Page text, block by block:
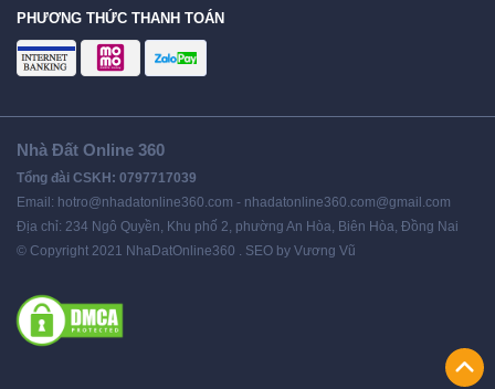
PHƯƠNG THỨC THANH TOÁN
Nhà Đất Online 360
Tổng đài CSKH: 0797717039
Email: hotro@nhadatonline360.com - nhadatonline360.com@gmail.com
Địa chỉ: 234 Ngô Quyền, Khu phố 2, phường An Hòa, Biên Hòa, Đồng Nai
© Copyright 2021 NhaDatOnline360 . SEO by Vương Vũ